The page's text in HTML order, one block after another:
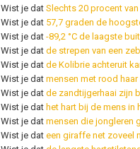
Wist je dat Slechts 20 procent
Wist je dat 57,7 graden de
Wist je dat -89,2 °C de laagste
Wist je dat de strepen van een
Wist je dat de Kolibrie achteruit
Wist je dat mensen met rood
Wist je dat de zandtijgerhaai zijn
Wist je dat het hart bij de mens
Wist je dat mensen die jongleren
Wist je dat een giraffe net zoveel